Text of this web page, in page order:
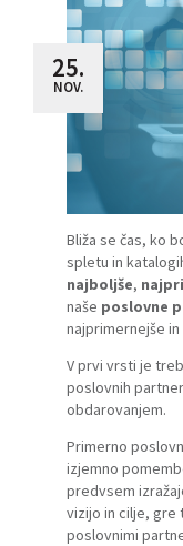
25.
NOV.
Bliža se čas, ko
spletu in
najboljše,
naše poslovne
najprimernejše
V prvi vrsti je
poslovnih
obdarovanjem.
Primerno
izjemno
predvsem
vizijo in cilje, gre
poslovnimi